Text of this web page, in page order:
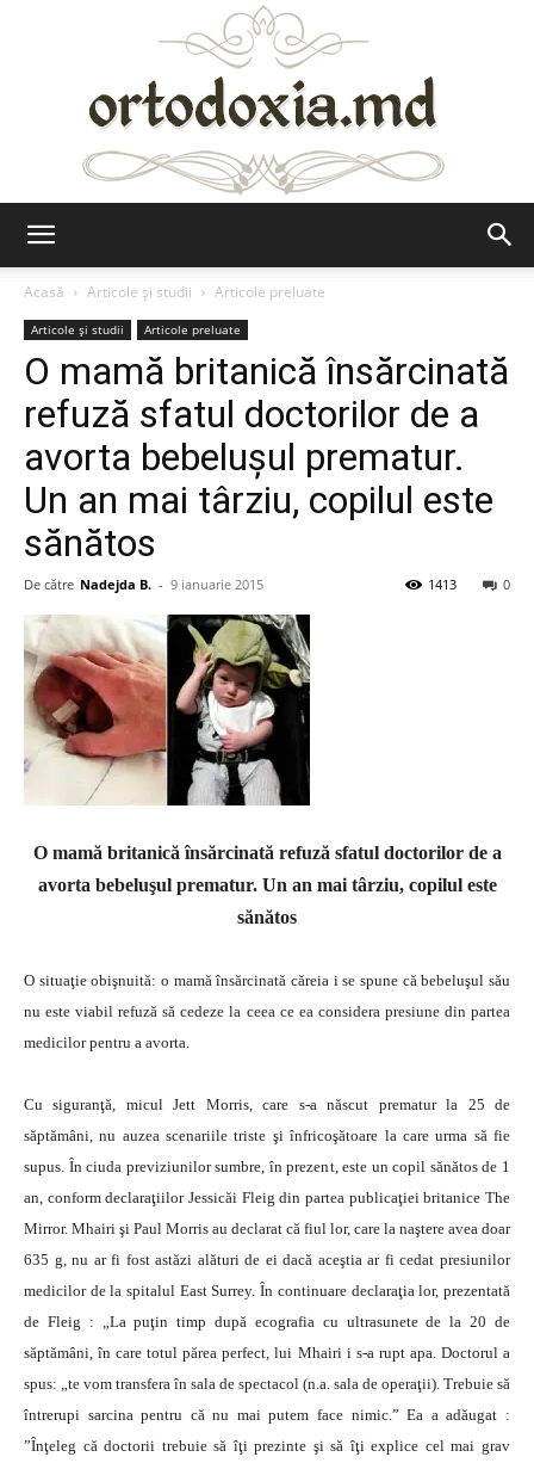
Acasă
Articole şi studii Articole preluate
Articole şi studii Articole preluate
O mamă britanică însărcinată
refuză sfatul doctorilor de a
avorta bebeluşul prematur.
Un an mai târziu, copilul este
sănătos
De către Nadejda B. - 9 ianuarie 2015 0
1413
O mamă britanică însărcinată refuză sfatul doctorilor de a
avorta bebeluşul prematur. Un an mai târziu, copilul este
sănătos
O situaţie obişnuită: o mamă însărcinată căreia i se spune că bebeluşul său
nu este viabil refuză să cedeze la ceea ce ea considera presiune din partea
medicilor pentru a avorta.
Cu siguranţă, micul Jett Morris, care s-a născut prematur la 25 de
săptămâni, nu auzea scenariile triste şi înfricoşătoare la care urma să fie
supus. În ciuda previziunilor sumbre, în prezent, este un copil sănătos de 1
an, conform declaraţiilor Jessicăi Fleig din partea publicaţiei britanice The
Mirror. Mhairi şi Paul Morris au declarat că fiul lor, care la naştere avea doar
635 g, nu ar fi fost astăzi alături de ei dacă aceştia ar fi cedat presiunilor
medicilor de la spitalul East Surrey. În continuare declaraţia lor, prezentată
de Fleig : „La puţin timp după ecografia cu ultrasunete de la 20 de
săptămâni, în care totul părea perfect, lui Mhairi i s-a rupt apa. Doctorul a
spus: „te vom transfera în sala de spectacol (n.a. sala de operaţii). Trebuie să
întrerupi sarcina pentru că nu mai putem face nimic.” Ea a adăugat :
”Înţeleg că doctorii trebuie să îţi prezinte şi să îţi explice cel mai grav